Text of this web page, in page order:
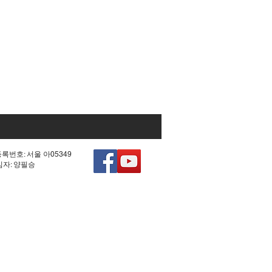
번호: 서울 아05349
: 양필승